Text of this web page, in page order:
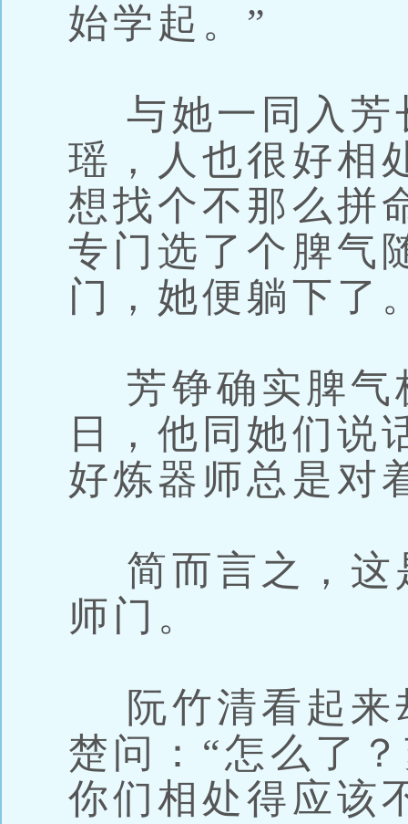
始学起。”
与她一同入芳
瑶，人也很好相
想找个不那么拼
专门选了个脾气
门，她便躺下了
芳铮确实脾气
日，他同她们说
好炼器师总是对
简而言之，这
师门。
阮竹清看起来
楚问：“怎么了
你们相处得应该